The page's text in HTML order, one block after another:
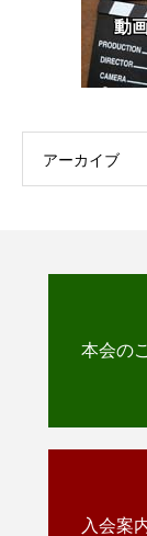
動
アーカイブ
本会の
入会案